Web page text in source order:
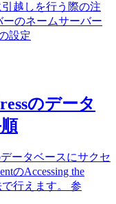
越しを行う際の注
のネームサーバー
設定
のデータ
ータベースにサクセ
のAccessing the
で行えます。 参